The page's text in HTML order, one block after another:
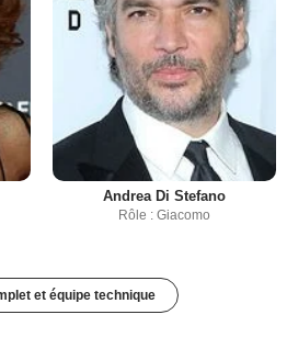
Andrea Di Stefano
Rôle : Giacomo
et équipe technique